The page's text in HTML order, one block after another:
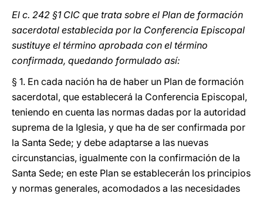
El c. 242 §1 CIC que trata sobre el Plan de formación
sacerdotal establecida por la Conferencia Episcopal
sustituye el término aprobada con el término
confirmada, quedando formulado así:
§ 1. En cada nación ha de haber un Plan de formación
sacerdotal, que establecerá la Conferencia Episcopal,
teniendo en cuenta las normas dadas por la autoridad
suprema de la Iglesia, y que ha de ser confirmada por
la Santa Sede; y debe adaptarse a las nuevas
circunstancias, igualmente con la confirmación de la
Santa Sede; en este Plan se establecerán los principios
y normas generales, acomodados a las necesidades